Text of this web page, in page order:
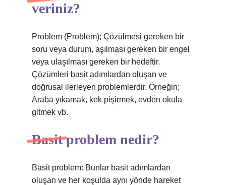
veriniz?
Problem (Problem); Çözülmesi gereken bir
soru veya durum, aşılması gereken bir engel
veya ulaşılması gereken bir hedeftir.
Çözümleri basit adımlardan oluşan ve
doğrusal ilerleyen problemlerdir. Örneğin;
Araba yıkamak, kek pişirmek, evden okula
gitmek vb.
Basit problem nedir?
Basit problem: Bunlar basit adımlardan
oluşan ve her koşulda aynı yönde hareket